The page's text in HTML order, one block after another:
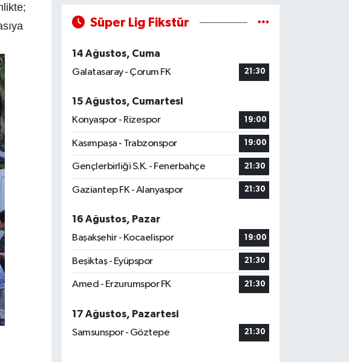
Süper Lig Fikstür
14 Ağustos, Cuma
Galatasaray - Çorum FK
21:30
15 Ağustos, Cumartesi
Konyaspor - Rizespor
19:00
Kasımpaşa - Trabzonspor 19:00
Gençlerbirliği S.K. - Fenerbahçe 21:30
Gaziantep FK - Alanyaspor 21:30
16 Ağustos, Pazar
Başakşehir - Kocaelispor
19:00
Beşiktaş - Eyüpspor 21:30
Amed - Erzurumspor FK 21:30
17 Ağustos, Pazartesi
Samsunspor - Göztepe
21:30